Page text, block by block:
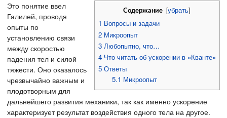
Содержание [убрать]
1 Вопросы и задачи
2 Микроопыт
3 Любопытно, что…
4 Что читать об ускорении в «Кванте»
5 Ответы
5.1 Микроопыт
Это понятие ввел
Галилей, проводя
опыты по
установлению связи
между скоростью
падения тел и силой
тяжести. Оно оказалось
чрезвычайно важным и
плодотворным для
дальнейшего развития механики, так как именно ускорение
характеризует результат воздействия одного тела на другое.